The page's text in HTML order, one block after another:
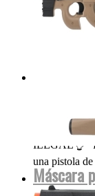
polímero
OJO
ILEGAL👌
una pistola
Máscara